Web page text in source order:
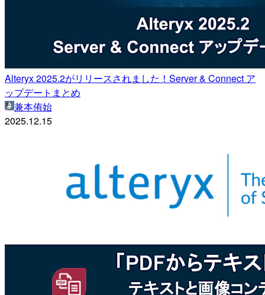
Alteryx 2025.2がリリースされました！Server & Connect ア
ップデートまとめ
兼本侑始
2025.12.15